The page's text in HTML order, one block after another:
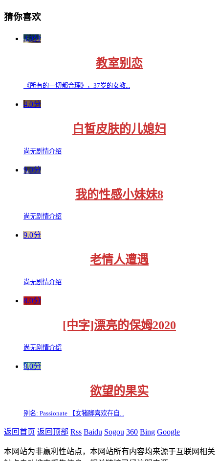
猜你喜欢
3.0分
教室别恋
《所有的一切都合理》，37岁的女教...
4.0分
白皙皮肤的儿媳妇
尚无剧情介绍
9.0分
我的性感小妹妹8
尚无剧情介绍
9.0分
老情人遭遇
尚无剧情介绍
8.0分
[中字]漂亮的保姆2020
尚无剧情介绍
8.0分
欲望的果实
别名: Passionate 【女猪脚喜欢在自...
返回首页 返回顶部 Rss Baidu Sogou 360 Bing Google
本网站为非赢利性站点，本网站所有内容均来源于互联网相关